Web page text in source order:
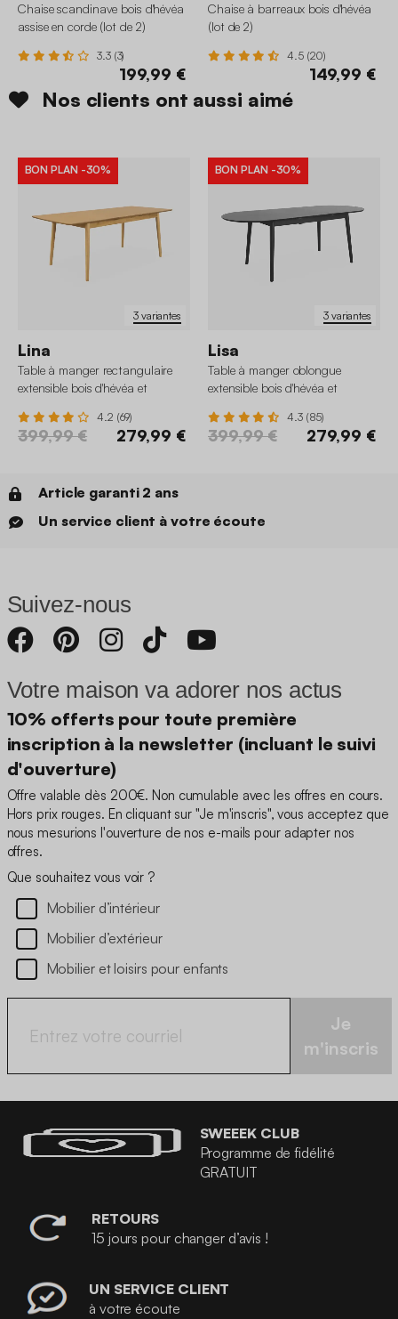
Chaise scandinave bois d'hévéa
assise en corde (lot de 2)
3.3 (3)
199,99 €
Chaise à barreaux bois d'hévéa
(lot de 2)
4.5 (20)
149,99 €
Nos clients ont aussi aimé
3 variantes
BON PLAN -30%
Lina
Table à manger rectangulaire
extensible bois d'hévéa et
4.2 (69)
399,99 € 279,99 €
3 variantes
BON PLAN -30%
Lisa
Table à manger oblongue
extensible bois d'hévéa et
4.3 (85)
399,99 € 279,99 €
Article garanti 2 ans
Un service client à votre écoute
Suivez-nous
Votre maison va adorer nos actus
10% offerts pour toute première
inscription à la newsletter (incluant le suivi
d'ouverture)
Offre valable dès 200€. Non cumulable avec les offres en cours.
Hors prix rouges. En cliquant sur "Je m'inscris", vous acceptez que
nous mesurions l'ouverture de nos e-mails pour adapter nos
offres.
Que souhaitez vous voir ?
Mobilier d’intérieur
Mobilier d’extérieur
Mobilier et loisirs pour enfants
Je
m'inscris
SWEEEK CLUB
Programme de fidélité
GRATUIT
RETOURS
15 jours pour changer d’avis !
UN SERVICE CLIENT
à votre écoute